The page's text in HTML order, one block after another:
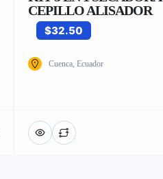
CEPILLO ALISADOR
$32.50
Cuenca, Ecuador